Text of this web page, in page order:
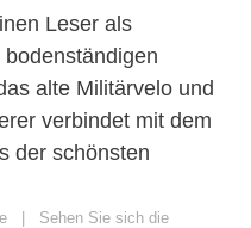
Leser als
alte Militärvelo und
verbindet mit dem
der schönsten
| Sehen Sie sich die